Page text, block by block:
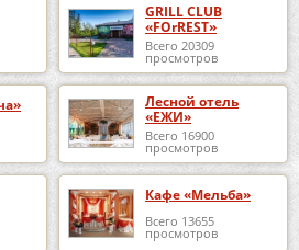
GRILL CLUB
«FOrREST»
Всего 20309
просмотров
Лесной отель
«ЕЖИ»
Всего 16900
просмотров
Кафе «Мельба»
Всего 13655
просмотров